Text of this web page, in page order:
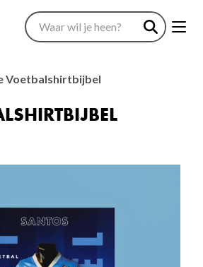
Voetbalshirtbijbel